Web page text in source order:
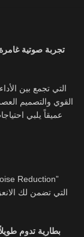
القوي والتصميم
التي تضمن لك
بطارية تدوم